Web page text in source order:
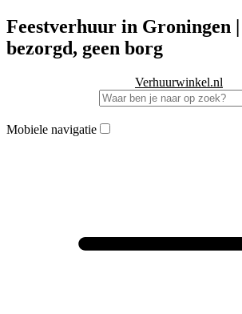
Feestverhuur in Groningen
bezorgd, geen borg
Verhuurwinkel.nl
Mobiele navigatie